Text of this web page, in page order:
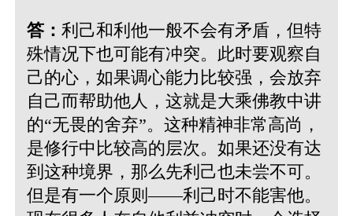
答： 利己和利他一般不会有矛盾，但特
殊情况下也可能有冲突。此时要观察自
己的心，如果调心能力比较强，会放弃
自己而帮助他人，这就是大乘佛教中讲
的“无畏的舍弃”。这种精神非常高尚，
是修行中比较高的层次。如果还没有达
到这种境界，那么先利己也未尝不可。
但是有一个原则——利己时不能害他。